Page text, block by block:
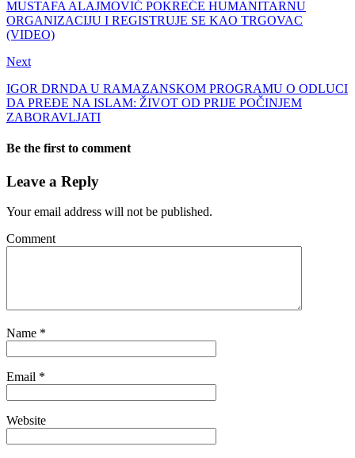
MUSTAFA ALAJMOVIĆ POKREĆE HUMANITARNU
ORGANIZACIJU I REGISTRUJE SE KAO TRGOVAC
(VIDEO)
Next
IGOR DRNDA U RAMAZANSKOM PROGRAMU O ODLUCI
DA PREĐE NA ISLAM: ŽIVOT OD PRIJE POČINJEM
ZABORAVLJATI
Be the first to comment
Leave a Reply
Your email address will not be published.
Comment
Name *
Email *
Website